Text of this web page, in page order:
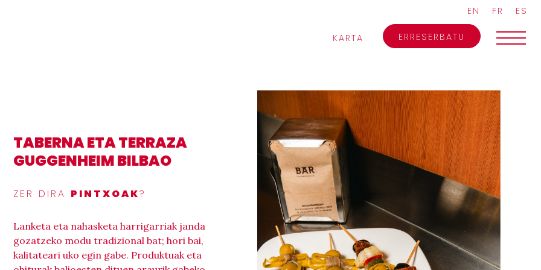
EN FR ES
KARTA ERRESERBATU
TABERNA ETA TERRAZA
GUGGENHEIM BILBAO
ZER DIRA PINTXOAK?
Lanketa eta nahasketa harrigarriak janda
gozatzeko modu tradizional bat; hori bai,
kalitateari uko egin gabe. Produktuak eta